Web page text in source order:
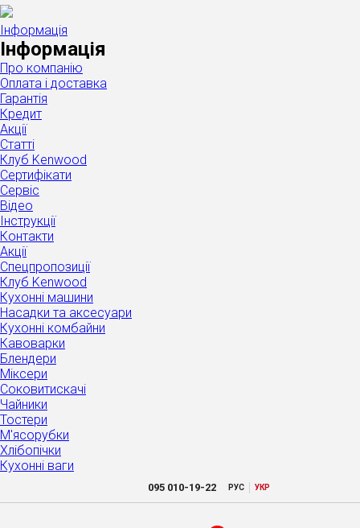
Інформація
Інформація
Про компанію
Оплата і доставка
Гарантія
Кредит
Акції
Статті
Клуб Kenwood
Сертифікати
Сервіс
Відео
Інструкції
Контакти
Акції
Спецпропозиції
Клуб Kenwood
Кухонні машини
Насадки та аксесуари
Кухонні комбайни
Кавоварки
Блендери
Міксери
Соковитискачі
Чайники
Тостери
М'ясорубки
Хлібопічки
Кухонні ваги
095 010-19-22 РУC | УКР